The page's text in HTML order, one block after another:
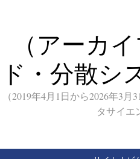
（アーカ
ド・分散シ
（2019年4月1日から2026年3
タサイエ